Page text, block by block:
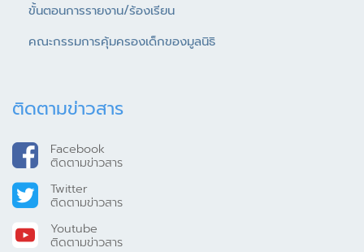
ขั้นตอนการรายงาน/ร้องเรียน
คณะกรรมการคุ้มครองเด็กของมูลนิธิ
ติดตามข่าวสาร
Facebook
ติดตามข่าวสาร
Twitter
ติดตามข่าวสาร
Youtube
ติดตามข่าวสาร